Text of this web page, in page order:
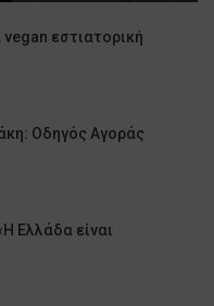
vegan εστιατορική
Οδηγός Αγοράς
Ελλάδα είναι